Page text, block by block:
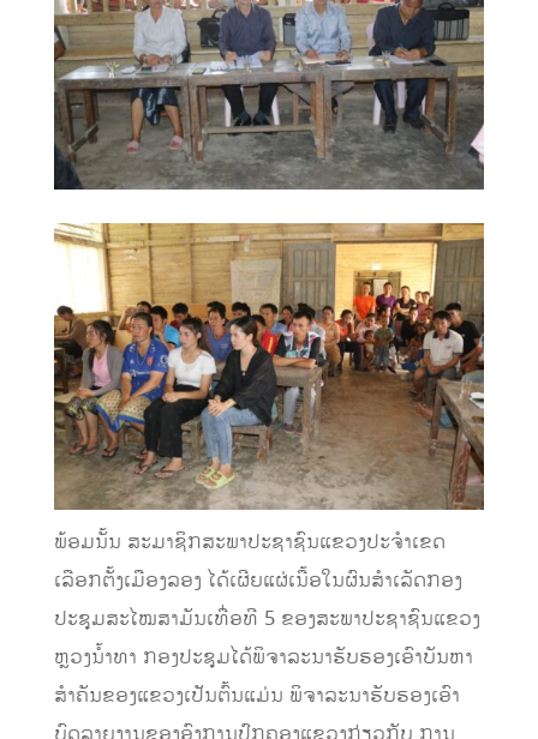
ພ້ອມນັ້ນ ສະມາຊິກສະພາປະຊາຊົນແຂວງປະຈຳເຂດ
ເລືອກຕັ້ງເມືອງລອງ ໄດ້ເຜີຍແຜ່ເນື້ອໃນຜົນສຳເລັດກອງ
ປະຊຸມສະໄໝສາມັນເທື່ອທີ 5 ຂອງສະພາປະຊາຊົນແຂວງ
ຫຼວງນໍ້າທາ ກອງປະຊຸມໄດ້ພິຈາລະນາຮັບຮອງເອົາບັນຫາ
ສໍາຄັນຂອງແຂວງເປັນຕົ້ນແມ່ນ ພິຈາລະນາຮັບຮອງເອົາ